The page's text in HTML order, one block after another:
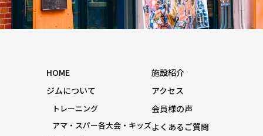
HOME
ジムについて
トレーニング
アマ・スパー各大会・キッズ
施設紹介
アクセス
会員様の声
よくあるご質問